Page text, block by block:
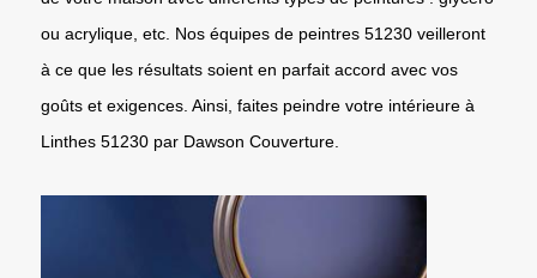
ou acrylique, etc. Nos équipes de peintres 51230 veilleront
à ce que les résultats soient en parfait accord avec vos
goûts et exigences. Ainsi, faites peindre votre intérieure à
Linthes 51230 par Dawson Couverture.